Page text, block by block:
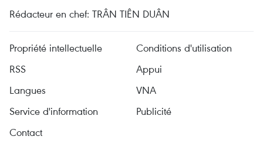
Rédacteur en chef: TRÂN TIÊN DUÂN
Propriété intellectuelle
Conditions d'utilisation
RSS
Appui
Langues
VNA
Service d'information
Publicité
Contact